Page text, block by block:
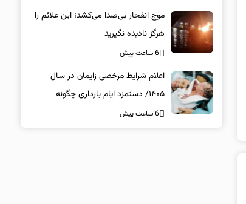
موج انفجار بی‌صدا می‌کشد؛ این علائم را
هرگز نادیده نگیرید
6 ساعت پیش
اعلام شرایط مرخصی زایمان در سال
۱۴۰۵/ دستمزد ایام بارداری چگونه
پرداخت می‌شود؟
6 ساعت پیش